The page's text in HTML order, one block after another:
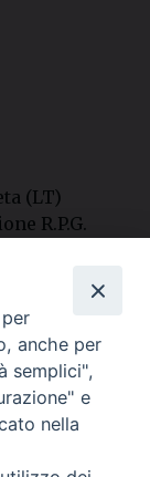
(LT)
R.P.G.
anche per
semplici",
e
nella